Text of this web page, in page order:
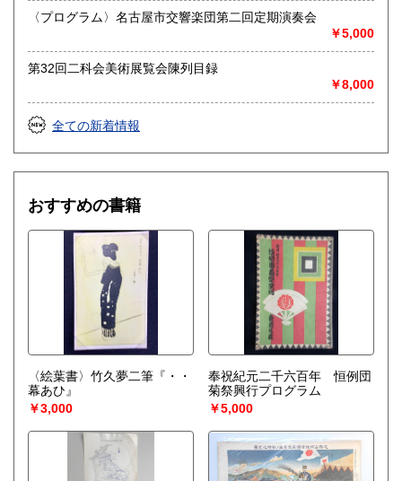
愛知県江南市前飛保町栄284 扶桑文庫 担当井
上
取り扱い分野
総記、哲学宗教、歴史、社会科学、自然科学、美術工芸、国
語国文、外国文学、古典籍、近代文献、趣味、外国書、サブ
カルチャー、古書一般（その他）
古文書・和本・刷り物・絵葉書・近代文献資料・エフェメラ
〈プログラム〉名古屋市交響楽団第二回定期演奏会
￥5,000
第32回二科会美術展覧会陳列目録
￥8,000
全ての新着情報
おすすめの書籍
〈絵葉書〉竹久夢二筆『・・
幕あひ』
￥3,000
奉祝紀元二千六百年 恒例団
菊祭興行プログラム
￥5,000